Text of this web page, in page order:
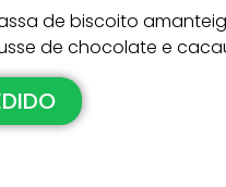
de biscoito
de chocolate e